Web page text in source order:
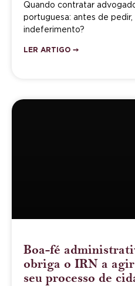
Quando contratar
portuguesa: antes de
indeferimento?
LER ARTIGO ➙
Boa-fé
obriga o IRN a
seu processo de